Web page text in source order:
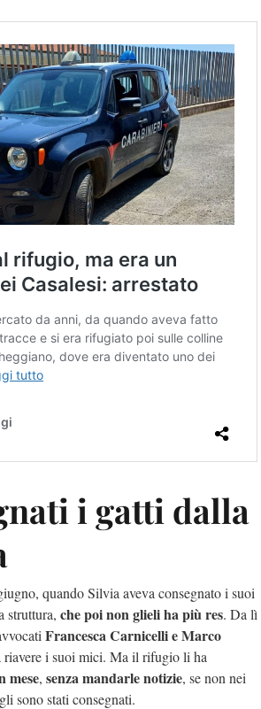
i gatti dalla
quando Silvia aveva consegnato i suoi
struttura, che poi non glieli ha più res. Da lì
Francesca Carnicelli e Marco
riavere i suoi mici. Ma il rifugio li ha
mese, senza mandarle notizie, se non nei
sono stati consegnati.